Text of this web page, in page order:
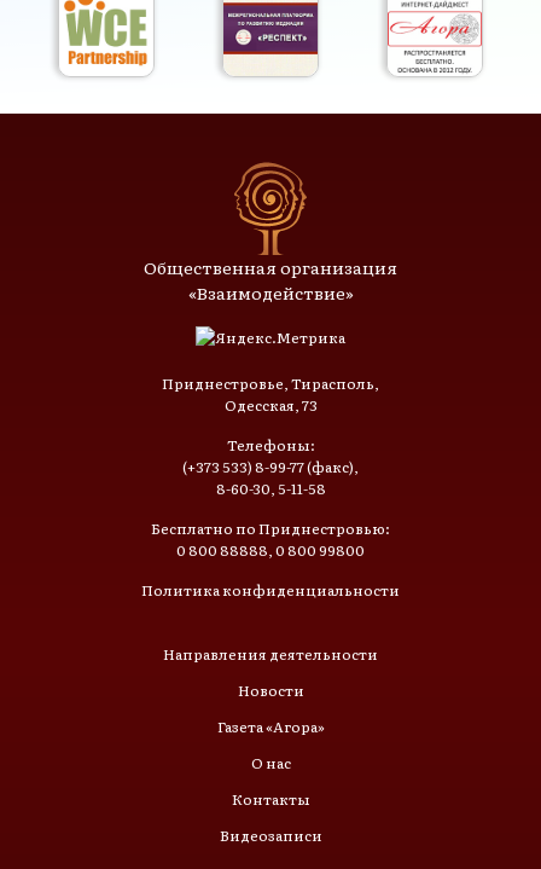
Общественная организация
«Взаимодействие»
Приднестровье, Тирасполь,
Одесская, 73
Телефоны:
(+373 533) 8-99-77 (факс),
8-60-30, 5-11-58
Бесплатно по Приднестровью:
0 800 88888, 0 800 99800
Политика конфиденциальности
Направления деятельности
Новости
Газета «Агора»
О нас
Контакты
Видеозаписи